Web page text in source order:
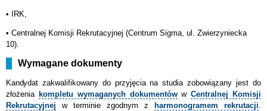
• IRK,
• Centralnej Komisji Rekrutacyjnej (Centrum Sigma, ul. Zwierzyniecka
10).
Wymagane dokumenty
Kandydatzakwalifikowany do przyjęcia na studia zobowiązany jest do
złożenia kompletu wymaganych dokumentówwCentralnej Komisji
Rekrutacyjnej w terminie zgodnym z harmonogramem rekrutacji